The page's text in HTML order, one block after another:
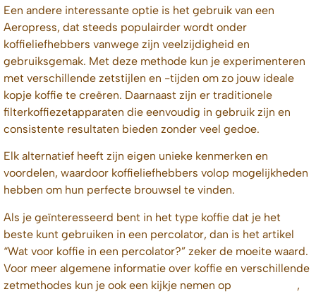
Een andere interessante optie is het gebruik van een
Aeropress, dat steeds populairder wordt onder
koffieliefhebbers vanwege zijn veelzijdigheid en
gebruiksgemak. Met deze methode kun je experimenteren
met verschillende zetstijlen en -tijden om zo jouw ideale
kopje koffie te creëren. Daarnaast zijn er traditionele
filterkoffiezetapparaten die eenvoudig in gebruik zijn en
consistente resultaten bieden zonder veel gedoe.
Elk alternatief heeft zijn eigen unieke kenmerken en
voordelen, waardoor koffieliefhebbers volop mogelijkheden
hebben om hun perfecte brouwsel te vinden.
Als je geïnteresseerd bent in het type koffie dat je het
beste kunt gebruiken in een percolator, dan is het artikel
“Wat voor koffie in een percolator?” zeker de moeite waard.
Voor meer algemene informatie over koffie en verschillende
zetmethodes kun je ook een kijkje nemen op
,